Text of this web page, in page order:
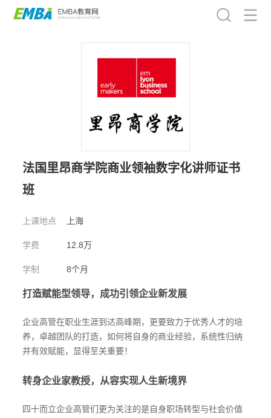
法国里昂商学院商业领袖数字化讲师证书
班
上课地点 上海
学费 12.8万
学制 8个月
打造赋能型领导，成功引领企业新发展
企业高管在职业生涯到达高峰期，更要致力于优秀人才的培
养，卓越团队的打造，如何将自身的商业经验，系统性归纳
并有效赋能，显得至关重要！
转身企业家教授，从容实现人生新境界
四十而立企业高管们更为关注的是自身职场转型与社会价值